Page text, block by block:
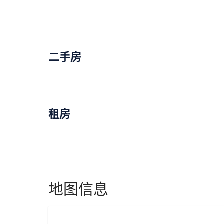
二手房
租房
地图信息